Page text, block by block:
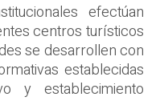
efectúan
centros turísticos
se desarrollen con
establecidas
y establecimiento